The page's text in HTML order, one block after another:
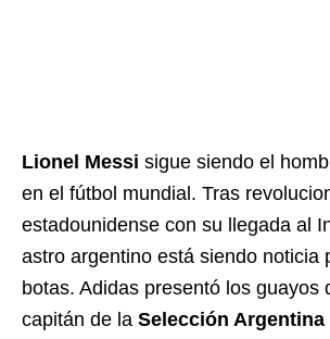
Lionel Messi sigue siendo el
en el fútbol mundial. Tras
estadounidense con su llegada al
astro argentino está siendo noticia
botas. Adidas presentó los guayos
capitán de la Selección Argentina